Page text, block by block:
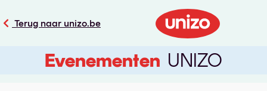
Terug naar unizo.be
Evenementen UNIZO